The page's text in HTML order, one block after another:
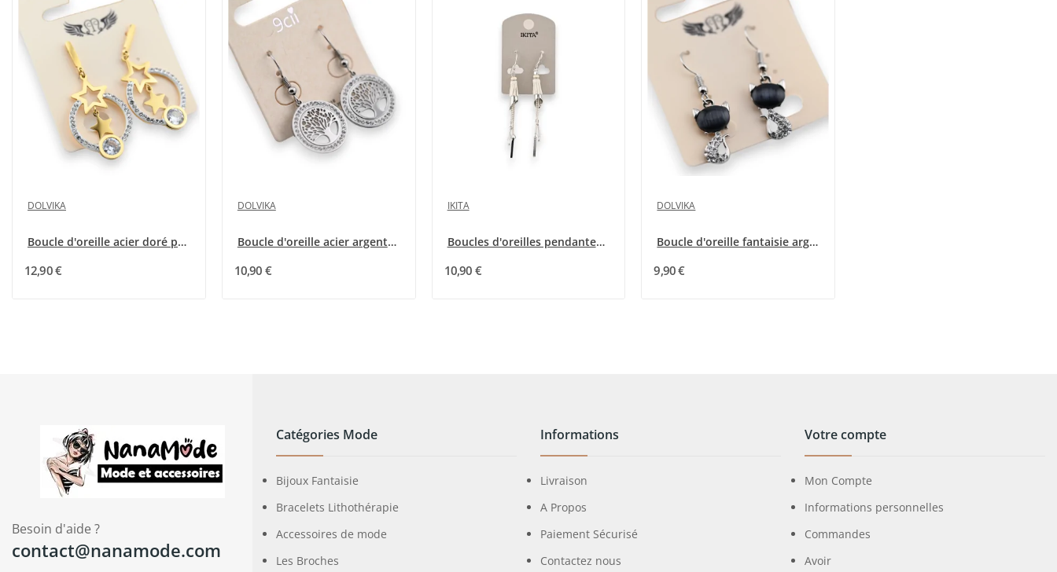
DOLVIKA
Boucle d'oreille acier doré pendante double...
12,90 €
DOLVIKA
Boucle d'oreille acier argenté arbre de vie...
10,90 €
IKITA
Boucles d'oreilles pendantes Ikita esprit bohème
10,90 €
DOLVIKA
Boucle d'oreille fantaisie argentée chat noir...
9,90 €
Besoin d'aide ?
contact@nanamode.com
Catégories Mode
Bijoux Fantaisie
Bracelets Lithothérapie
Accessoires de mode
Les Broches
Informations
Livraison
A Propos
Paiement Sécurisé
Contactez nous
Votre compte
Mon Compte
Informations personnelles
Commandes
Avoir